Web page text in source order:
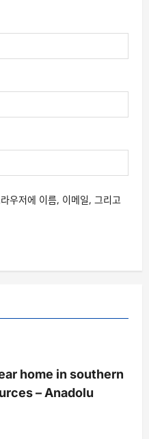
우저에 이름, 이메일, 그리고
home in southern
– Anadolu